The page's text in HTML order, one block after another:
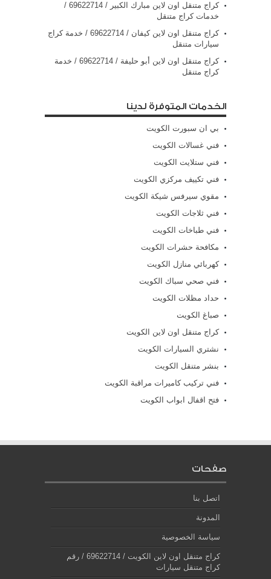
كراج متنقل اون لاين مبارك الكبير / 69622714‬ /
خدمات كراج متنقل
كراج متنقل اون لاين كيفان / 69622714‬ / خدمة كراج
سيارات متنقل
كراج متنقل اون لاين أبو حليفة / 69622714‬ / خدمة
كراج متنقل
الخدمات المتوفرة لدينا
بي ان سبورت الكويت
فني غسالات الكويت
فني ستلايت الكويت
فني تكييف مركزي الكويت
مقوي سيرفس شيكة الكويت
فني ثلاجات الكويت
فني طباخات الكويت
مكافحة حشرات الكويت
كهربائي منازل الكويت
فني صحي سباك الكويت
حداد مظلات الكويت
صباغ الكويت
كراج متنقل اون لاين الكويت
نشتري السيارات الكويت
بنشر متنقل الكويت
فني تركيب كاميرات مراقبة الكويت
فتح اقفال ابواب الكويت
صفحات
اتصل بنا
المدونة
سياسة الخصوصية
كراج متنقل اون لاين الكويت / 69622714‬ / رقم
كراج متنقل سيارات